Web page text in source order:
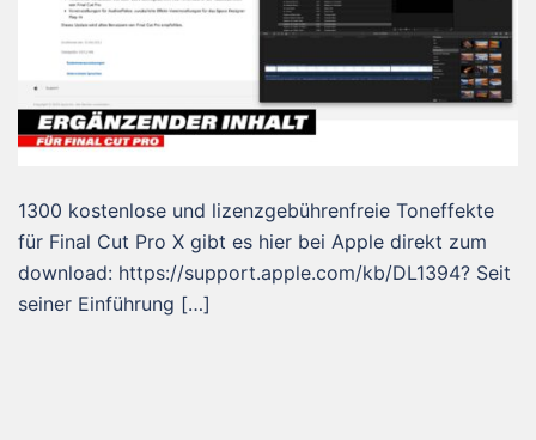
1300 kostenlose und lizenzgebührenfreie Toneffekte
für Final Cut Pro X gibt es hier bei Apple direkt zum
download: https://support.apple.com/kb/DL1394? Seit
seiner Einführung […]